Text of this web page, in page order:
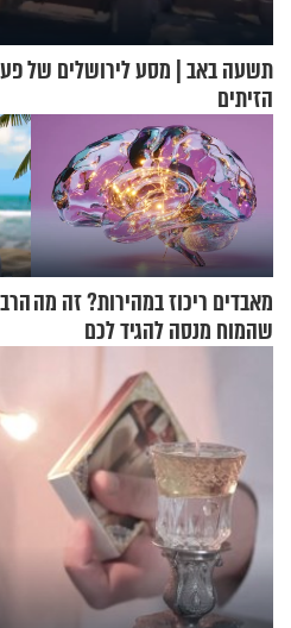
תשעה באב | מסע לירושלים של
הזיתים
מאבדים ריכוז במהירות? זה מה
שהמוח מנסה להגיד לכם